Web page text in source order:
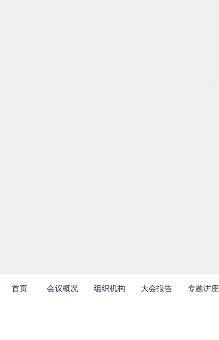
首页 会议概况 组织机构 大会报告 专题讲座